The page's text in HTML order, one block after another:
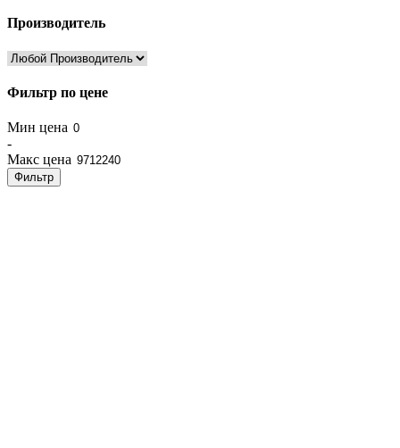
Производитель
Фильтр по цене
Мин цена
-
Макс цена
Фильтр